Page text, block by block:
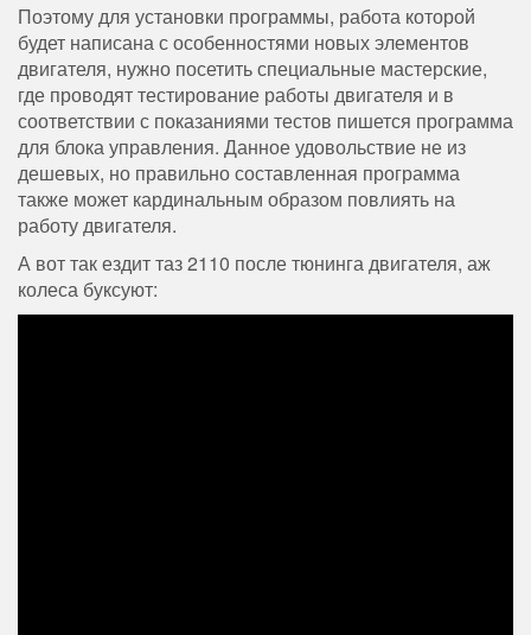
Поэтому для установки программы, работа которой
будет написана с особенностями новых элементов
двигателя, нужно посетить специальные мастерские,
где проводят тестирование работы двигателя и в
соответствии с показаниями тестов пишется программа
для блока управления. Данное удовольствие не из
дешевых, но правильно составленная программа
также может кардинальным образом повлиять на
работу двигателя.
А вот так ездит таз 2110 после тюнинга двигателя, аж
колеса буксуют: